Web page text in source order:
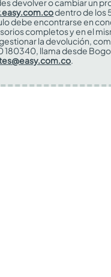
devolver o cambiar un
dentro de los
debe encontrarse en
completos y en el
la devolución,
180340, llama desde
.